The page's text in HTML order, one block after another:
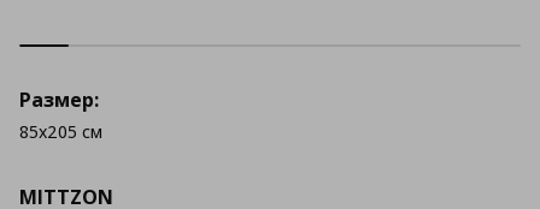
MITTZON
Размер:
85x205 см